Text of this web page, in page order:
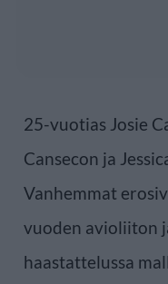
25-vuotias Josie
Cansecon ja
Vanhemmat
vuoden avioliiton
haastattelussa